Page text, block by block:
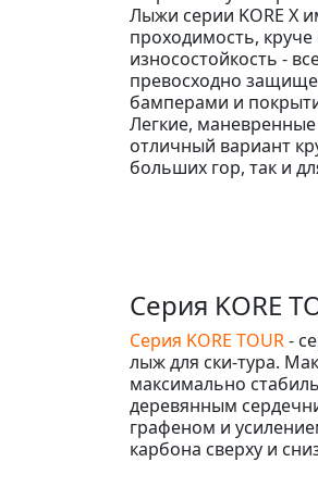
Лыжи серии KORE X
проходимость,
износостойкость -
превосходно
бамперами и
Легкие,
отличный вариант
больших гор, так и
Серия KORE
Серия KORE TOUR-
лыж для ски-тура.
максимально
деревянным
графеном и
карбона сверху и